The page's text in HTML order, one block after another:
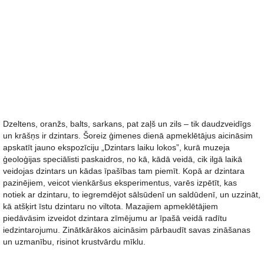
Dzeltens, oranžs, balts, sarkans, pat zaļš un zils – tik daudzveidīgs
un krāšņs ir dzintars. Šoreiz ģimenes dienā apmeklētājus aicināsim
apskatīt jauno ekspozīciju „Dzintars laiku lokos”, kurā muzeja
ģeoloģijas speciālisti paskaidros, no kā, kādā veidā, cik ilgā laikā
veidojas dzintars un kādas īpašības tam piemīt. Kopā ar dzintara
pazinējiem, veicot vienkāršus eksperimentus, varēs izpētīt, kas
notiek ar dzintaru, to iegremdējot sālsūdenī un saldūdenī, un uzzināt,
kā atšķirt īstu dzintaru no viltota. Mazajiem apmeklētājiem
piedāvāsim izveidot dzintara zīmējumu ar īpašā veidā radītu
iedzintarojumu. Zinātkārākos aicināsim pārbaudīt savas zināšanas
un uzmanību, risinot krustvārdu mīklu.